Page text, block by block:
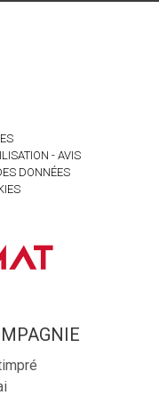
- AVIS
DONNÉES